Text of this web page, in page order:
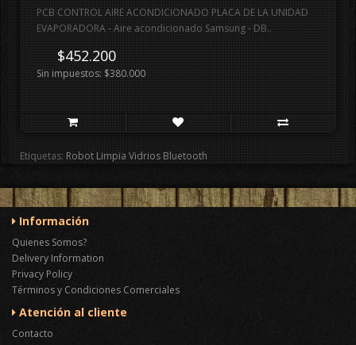
PCB CONTROL AIRE ACONDICIONADO PLACA DE LA UNIDAD
EVAPORADORA - Aire acondicionado Samsung - DB..
$452.200
Sin impuestos: $380.000
Etiquetas:Robot Limpia Vidrios Bluetooth
Información
Quienes Somos?
Delivery Information
Privacy Policy
Términos y Condiciones Comerciales
Atención al cliente
Contacto